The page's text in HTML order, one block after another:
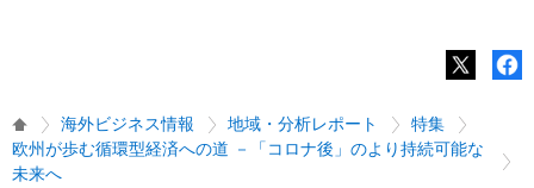
海外ビジネス情報 地域・分析レポート
特集
欧州が歩む循環型経済への道 －「コロナ後」のより持続可能な
未来へ